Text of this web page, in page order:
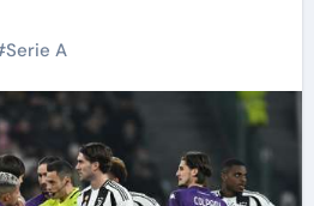
Serie A